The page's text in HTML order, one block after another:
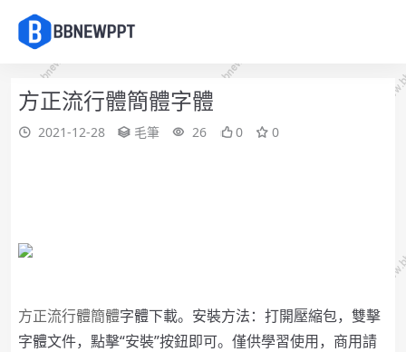
方正流行體簡體字體
2021-12-28 毛筆 26 0 0
方正流行體簡體字體下載。 安裝方法：打開壓縮包，雙擊
字體文件，點擊“安裝”按鈕即可。 僅供學習使用，商用請